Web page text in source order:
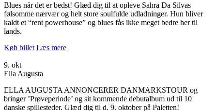
Blues når det er bedst! Glæd dig til at opleve Sahra Da Silvas
følsomme nærvær og helt store soulfulde udladninger. Hun bliver
kaldt et “rent powerhouse” og blues fås ikke meget bedre her til
lands.
Køb billet Læs mere
9. okt
Ella Augusta
ELLA AUGUSTA ANNONCERER DANMARKSTOUR og
bringer ’Prøveperiode’ og sit kommende debutalbum ud til 10
danske spillesteder. Glæd dig til d. 9. oktober på Paletten!